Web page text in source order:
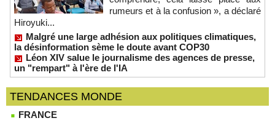
rumeurs et à la confusion », a déclaré
Hiroyuki...
Malgré une large adhésion aux politiques climatiques,
la désinformation sème le doute avant COP30
Léon XIV salue le journalisme des agences de presse,
un "rempart" à l'ère de l'IA
TENDANCES MONDE
FRANCE